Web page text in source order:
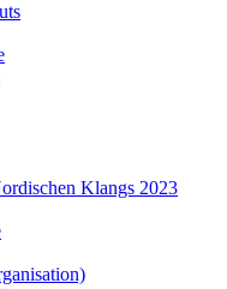
Klangs 2023